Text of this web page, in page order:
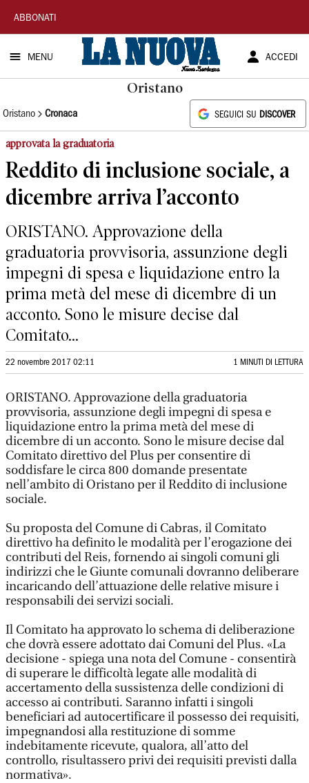
La
Nuova
Sardegna
ABBONATI
MENU ACCEDI
Oristano
Oristano Cronaca SEGUICI SU DISCOVER
approvata la graduatoria
Reddito di inclusione sociale, a
dicembre arriva l’acconto
ORISTANO. Approvazione della
graduatoria provvisoria, assunzione degli
impegni di spesa e liquidazione entro la
prima metà del mese di dicembre di un
acconto. Sono le misure decise dal
Comitato...
22 novembre 2017 02:11 1 MINUTI DI LETTURA
ORISTANO. Approvazione della graduatoria
provvisoria, assunzione degli impegni di spesa e
liquidazione entro la prima metà del mese di
dicembre di un acconto. Sono le misure decise dal
Comitato direttivo del Plus per consentire di
soddisfare le circa 800 domande presentate
nell’ambito di Oristano per il Reddito di inclusione
sociale.
Su proposta del Comune di Cabras, il Comitato
direttivo ha definito le modalità per l’erogazione dei
contributi del Reis, fornendo ai singoli comuni gli
indirizzi che le Giunte comunali dovranno deliberare
incaricando dell’attuazione delle relative misure i
responsabili dei servizi sociali.
Il Comitato ha approvato lo schema di deliberazione
che dovrà essere adottato dai Comuni del Plus. «La
decisione - spiega una nota del Comune - consentirà
di superare le difficoltà legate alle modalità di
accertamento della sussistenza delle condizioni di
accesso ai contributi. Saranno infatti i singoli
beneficiari ad autocertificare il possesso dei requisiti,
impegnandosi alla restituzione di somme
indebitamente ricevute, qualora, all’atto del
controllo, risultassero privi dei requisiti previsti dalla
normativa».